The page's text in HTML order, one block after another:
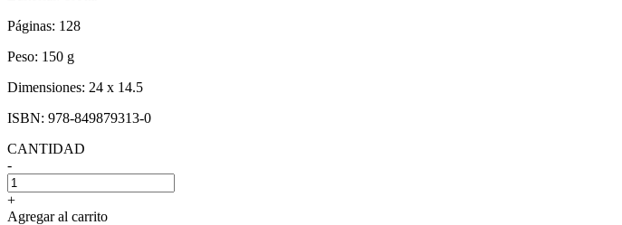
Páginas: 128
Peso: 150 g
Dimensiones: 24 x 14.5
ISBN: 978-849879313-0
CANTIDAD
-
+
Agregar al carrito